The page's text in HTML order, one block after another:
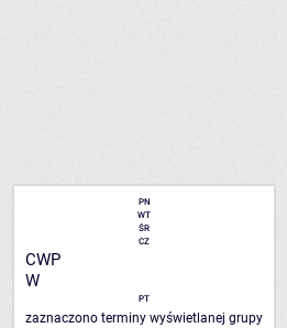
PN
WT
ŚR
CZ
CWP
W
PT
zaznaczono terminy wyświetlanej grupy